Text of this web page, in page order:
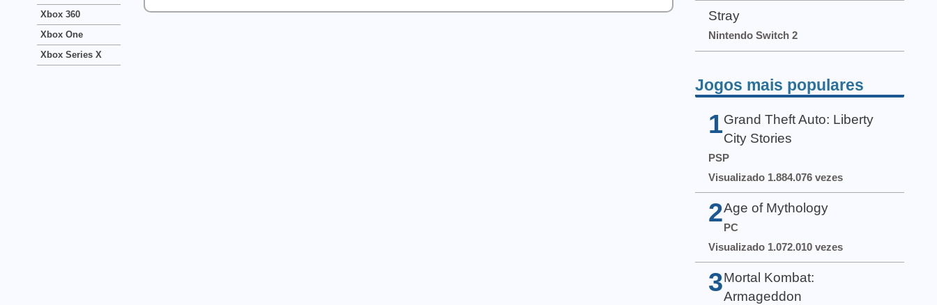
Xbox 360
Xbox One
Xbox Series X
Stray
Nintendo Switch 2
Jogos mais populares
1 Grand Theft Auto: Liberty
City Stories
PSP
Visualizado 1.884.076 vezes
2Age of Mythology
PC
Visualizado 1.072.010 vezes
3 Mortal Kombat:
Armageddon